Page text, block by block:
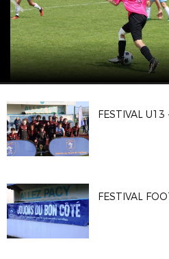
FESTIVAL U13
FESTIVAL